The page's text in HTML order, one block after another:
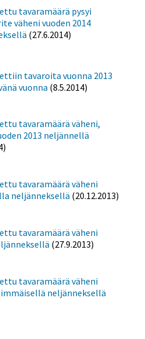
tavaramäärä pysyi
väheni vuoden 2014
(27.6.2014)
tavaroita vuonna 2013
vuonna (8.5.2014)
tavaramäärä väheni,
2013 neljännellä
tavaramäärä väheni
neljänneksellä (20.12.2013)
tavaramäärä väheni
(27.9.2013)
tavaramäärä väheni
neljänneksellä